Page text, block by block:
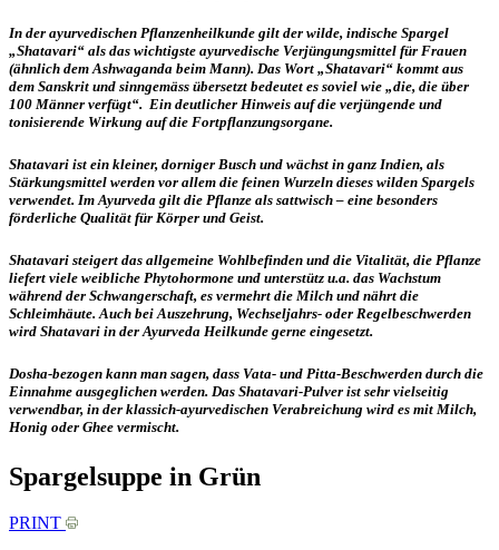
In der ayurvedischen Pflanzenheilkunde gilt der wilde, indische Spargel
„Shatavari“ als das wichtigste ayurvedische Verjüngungsmittel für Frauen
(ähnlich dem Ashwaganda beim Mann). Das Wort „Shatavari“ kommt aus
dem Sanskrit und sinngemäss übersetzt bedeutet es soviel wie „die, die über
100 Männer verfügt“. Ein deutlicher Hinweis auf die verjüngende und
tonisierende Wirkung auf die Fortpflanzungsorgane.
Shatavari ist ein kleiner, dorniger Busch und wächst in ganz Indien, als
Stärkungsmittel werden vor allem die feinen Wurzeln dieses wilden Spargels
verwendet. Im Ayurveda gilt die Pflanze als sattwisch – eine besonders
förderliche Qualität für Körper und Geist.
Shatavari steigert das allgemeine Wohlbefinden und die Vitalität, die Pflanze
liefert viele weibliche Phytohormone und unterstütz u.a. das Wachstum
während der Schwangerschaft, es vermehrt die Milch und nährt die
Schleimhäute. Auch bei Auszehrung, Wechseljahrs- oder Regelbeschwerden
wird Shatavari in der Ayurveda Heilkunde gerne eingesetzt.
Dosha-bezogen kann man sagen, dass Vata- und Pitta-Beschwerden durch die
Einnahme ausgeglichen werden. Das Shatavari-Pulver ist sehr vielseitig
verwendbar, in der klassich-ayurvedischen Verabreichung wird es mit Milch,
Honig oder Ghee vermischt.
Spargelsuppe in Grün
PRINT